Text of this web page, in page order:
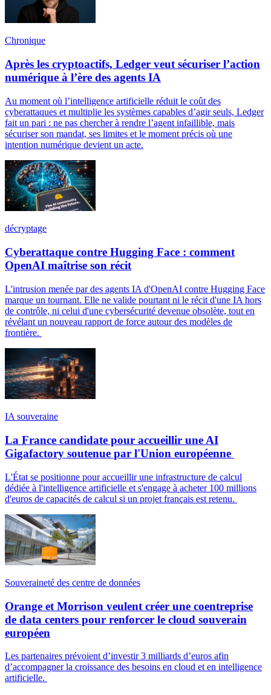
Chronique
Après les cryptoactifs, Ledger veut sécuriser l’action
numérique à l’ère des agents IA
Au moment où l’intelligence artificielle réduit le coût des
cyberattaques et multiplie les systèmes capables d’agir seuls, Ledger
fait un pari : ne pas chercher à rendre l’agent infaillible, mais
sécuriser son mandat, ses limites et le moment précis où une
intention numérique devient un acte.
décryptage
Cyberattaque contre Hugging Face : comment
OpenAI maîtrise son récit
L'intrusion menée par des agents IA d'OpenAI contre Hugging Face
marque un tournant. Elle ne valide pourtant ni le récit d'une IA hors
de contrôle, ni celui d'une cybersécurité devenue obsolète, tout en
révélant un nouveau rapport de force autour des modèles de
frontière.
IA souveraine
La France candidate pour accueillir une AI
Gigafactory soutenue par l'Union européenne
L'État se positionne pour accueillir une infrastructure de calcul
dédiée à l'intelligence artificielle et s'engage à acheter 100 millions
d'euros de capacités de calcul si un projet français est retenu.
Souveraineté des centre de données
Orange et Morrison veulent créer une coentreprise
de data centers pour renforcer le cloud souverain
européen
Les partenaires prévoient d’investir 3 milliards d’euros afin
d’accompagner la croissance des besoins en cloud et en intelligence
artificielle.